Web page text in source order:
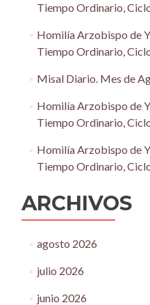
Tiempo Ordinario,
Homilía Arzobispo de
Tiempo Ordinario,
Misal Diario. Mes de
Homilía Arzobispo de
Tiempo Ordinario,
Homilía Arzobispo de
Tiempo Ordinario,
ARCHIVOS
agosto 2026
julio 2026
junio 2026